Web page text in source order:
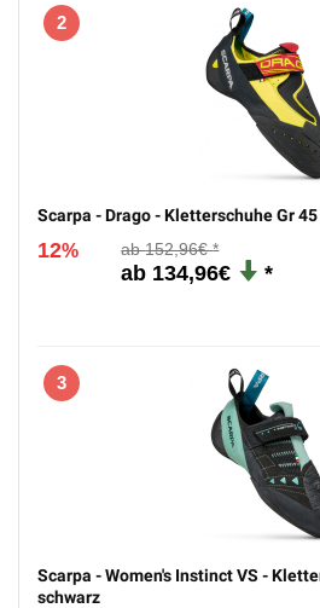
2
Scarpa - Drago - Kletterschuhe Gr
12% 152,96€
134,96€
3
Scarpa - Women's Instinct VS -
schwarz